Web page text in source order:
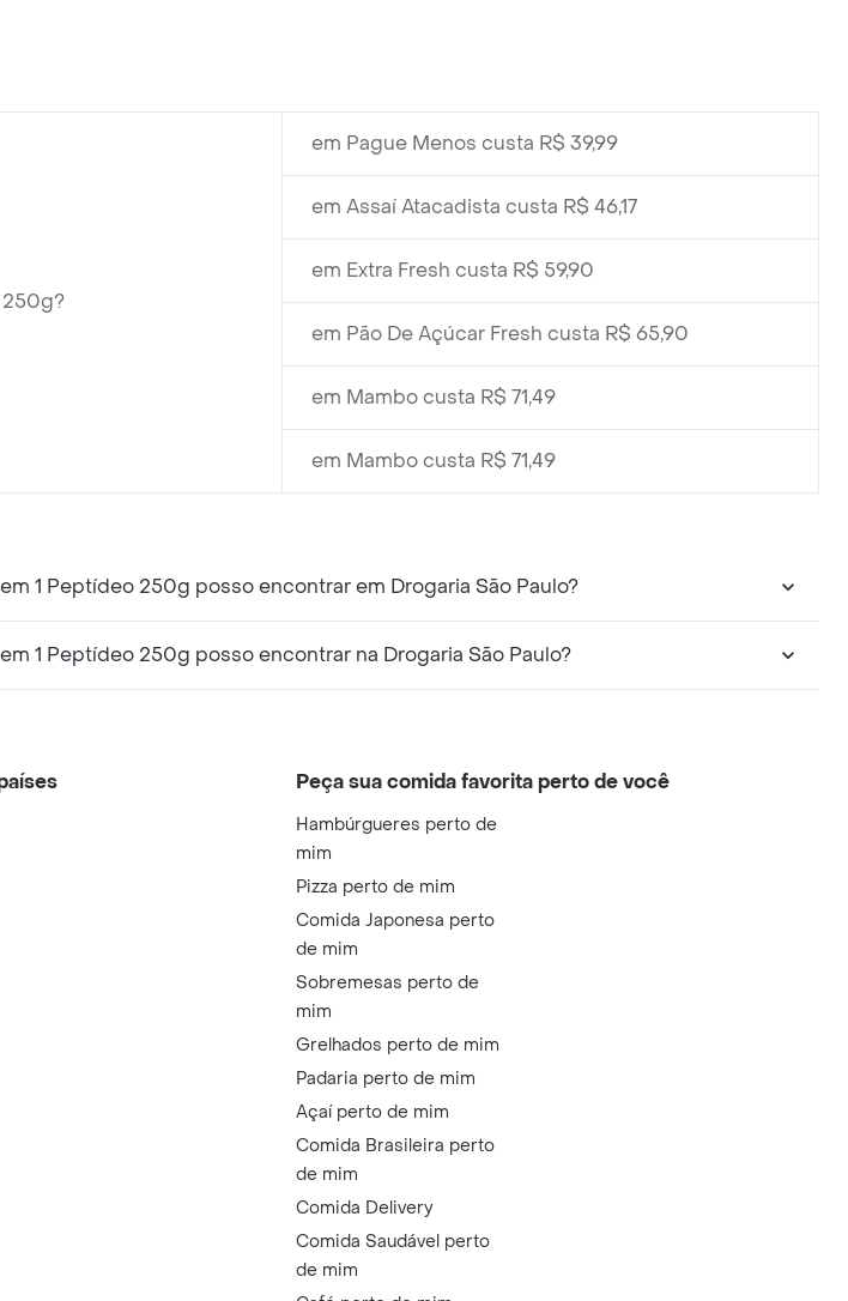
250g?
em Pague Menos custa R$ 39,99
em Assaí Atacadista custa R$ 46,17
em Extra Fresh custa R$ 59,90
em Pão De Açúcar Fresh custa R$ 65,90
em Mambo custa R$ 71,49
em Mambo custa R$ 71,49
1 Peptídeo 250g posso encontrar em Drogaria São Paulo?
1 Peptídeo 250g posso encontrar na Drogaria São Paulo?
Peça sua comida favorita perto de você
Hambúrgueres perto de
mim
Pizza perto de mim
Comida Japonesa perto
de mim
Sobremesas perto de
mim
Grelhados perto de mim
Padaria perto de mim
Açaí perto de mim
Comida Brasileira perto
de mim
Comida Delivery
Comida Saudável perto
de mim